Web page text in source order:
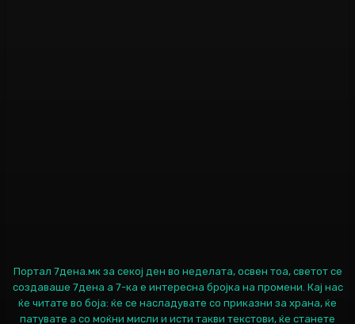
Портал 7дена.мк за секој ден во неделата, освен тоа, светот се
создаваше 7дена а 7-ка е интересна бројка на промени. Кај нас
ќе читате во боја: ќе се насладувате со приказни за храна, ќе
патувате а со моќни мисли и исти такви текстови, ќе станете